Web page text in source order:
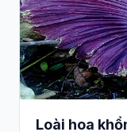
Loài hoa